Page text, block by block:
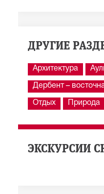
ДРУГИЕ
Архитектура
Дербент –
Отдых Природа
ЭКСКУРСИИ